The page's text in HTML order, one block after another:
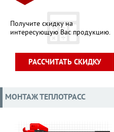
Получите скидку на
интересующую Вас продукцию.
РАССЧИТАТЬ СКИДКУ
МОНТАЖ ТЕПЛОТРАСС